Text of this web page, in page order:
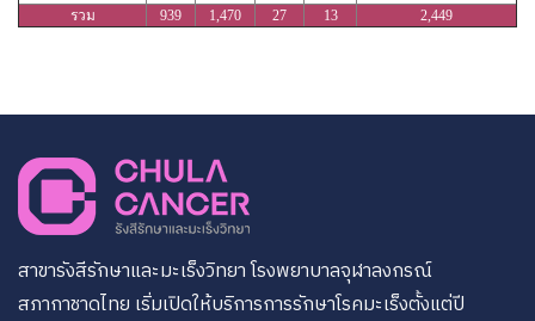
รวม
939 1,470 27 13 2,449
สาขารังสีรักษาและมะเร็งวิทยา โรงพยาบาลจุฬาลงกรณ์
สภากาชาดไทย เริ่มเปิดให้บริการการรักษาโรคมะเร็งตั้งแต่ปี